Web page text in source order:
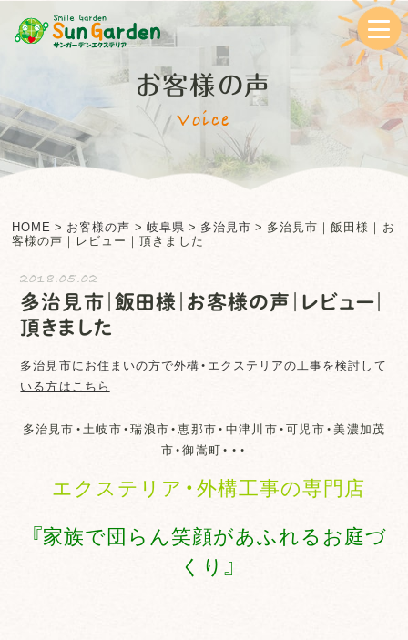
お客様の声
Voice
HOME > お客様の声 > 岐阜県 > 多治見市 > 多治見市｜飯田様｜お
客様の声｜レビュー｜頂きました
2018.05.02
多治見市｜飯田様｜お客様の声｜レビュー｜
頂きました
多治見市にお住まいの方で外構・エクステリアの工事を検討して
いる方はこちら
多治見市・土岐市・瑞浪市・恵那市・中津川市・可児市・美濃加茂
市・御嵩町・・・
エクステリア・外構工事の専門店
『家族で団らん笑顔があふれるお庭づ
くり』